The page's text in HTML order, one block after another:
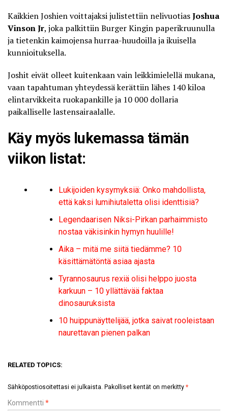
Kaikkien Joshien voittajaksi julistettiin nelivuotiasJoshua
Vinson Jr, joka palkittiin Burger Kingin paperikruunulla
ja tietenkin kaimojensa hurraa-huudoilla ja ikuisella
kunnioituksella.
Joshit eivät olleet kuitenkaan vain leikkimielellä mukana,
vaan tapahtuman yhteydessä kerättiin lähes 140 kiloa
elintarvikkeita ruokapankille ja 10 000 dollaria
paikalliselle lastensairaalalle.
Käy myös lukemassa tämän
viikon listat:
Lukijoiden kysymyksiä: Onko mahdollista,
että kaksi lumihiutaletta olisi identtisiä?
Legendaarisen Niksi-Pirkan parhaimmisto
nostaa väkisinkin hymyn huulille!
Aika – mitä me siitä tiedämme? 10
käsittämätöntä asiaa ajasta
Tyrannosaurus rexiä olisi helppo juosta
karkuun – 10 yllättävää faktaa
dinosauruksista
10 huippunäyttelijää, jotka saivat rooleistaan
naurettavan pienen palkan
RELATED TOPICS:
Sähköpostiosoitettasi ei julkaista. Pakolliset kentät on merkitty *
Kommentti *